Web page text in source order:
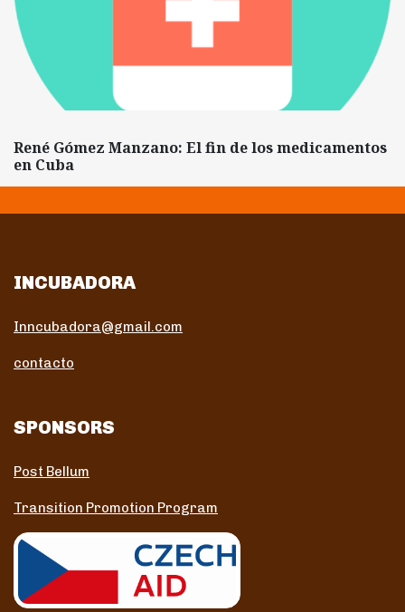
René Gómez Manzano: El fin de los medicamentos
en Cuba
INCUBADORA
Inncubadora@gmail.com
contacto
SPONSORS
Post Bellum
Transition Promotion Program